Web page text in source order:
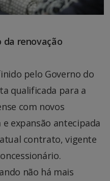
da renovação
pelo Governo do
qualificada para a
com novos
expansão antecipada
contrato, vigente
não há mais